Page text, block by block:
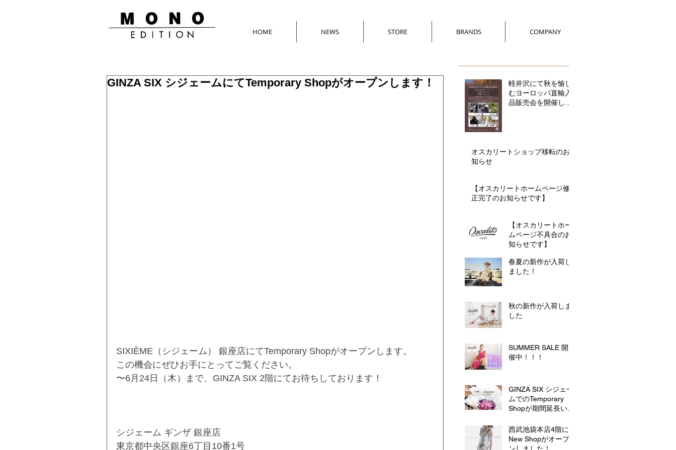
HOME NEWS STORE BRANDS COMPANY
GINZA SIX シジェームにてTemporary Shopがオープンします！
SIXIÈME（シジェーム） 銀座店にてTemporary Shopがオープンします。
この機会にぜひお手にとってご覧ください。
〜6月24日（木）まで、GINZA SIX 2階にてお待ちしております！
シジェーム ギンザ 銀座店
東京都中央区銀座6丁目10番1号
軽井沢にて秋を愉し
むヨーロッパ直輸入
品販売会を開催しま
オスカリートショップ移転のお
知らせ
【オスカリートホームページ修
正完了のお知らせです】
【オスカリートホー
ムページ不具合のお
知らせです】
春夏の新作が入荷し
ました！
秋の新作が入荷しま
した
SUMMER SALE 開
催中！！！
GINZA SIX シジェー
ムでのTemporary
Shopが期間延長いた
西武池袋本店4階に
New Shopがオープ